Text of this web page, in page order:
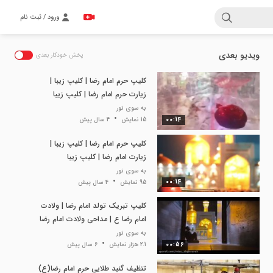
ورود / ثبت نام
ویدیو بعدی پخش خودکار بعدی
00:14
کلیپ حرم امام رضا | کلیپ زیبا |
زیارت حرم امام رضا | کلیپ زیبا
به سوی نور
15 نمایش
4 سال پیش
00:14
کلیپ حرم امام رضا | کلیپ زیبا |
زیارت امام رضا | کلیپ زیبا
به سوی نور
95 نمایش
4 سال پیش
00:56
کلیپ تبریک تولد امام رضا | ولادت
امام رضا ع | مداحی ولادت امام رضا
به سوی نور
2.1 هزار نمایش
6 سال پیش
تنظیف گنبد طلایی حرم امام رضا(ع)